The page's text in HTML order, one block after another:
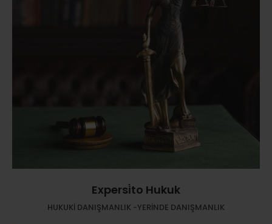
Expersi̇to Hukuk
HUKUKİ DANIŞMANLIK -YERİNDE DANIŞMANLIK